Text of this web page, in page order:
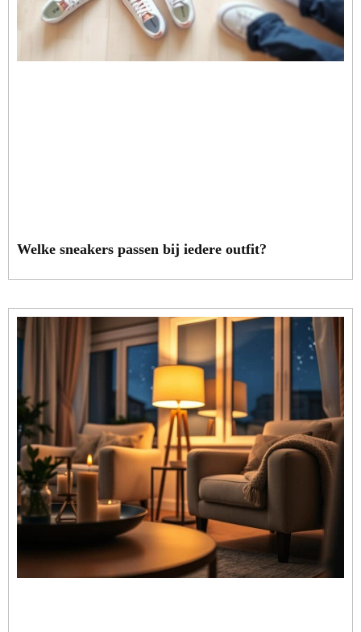
Welke sneakers passen bij iedere outfit?